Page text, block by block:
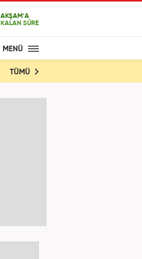
AKŞAM'A
KALAN SÜRE
MENÜ
TÜMÜ